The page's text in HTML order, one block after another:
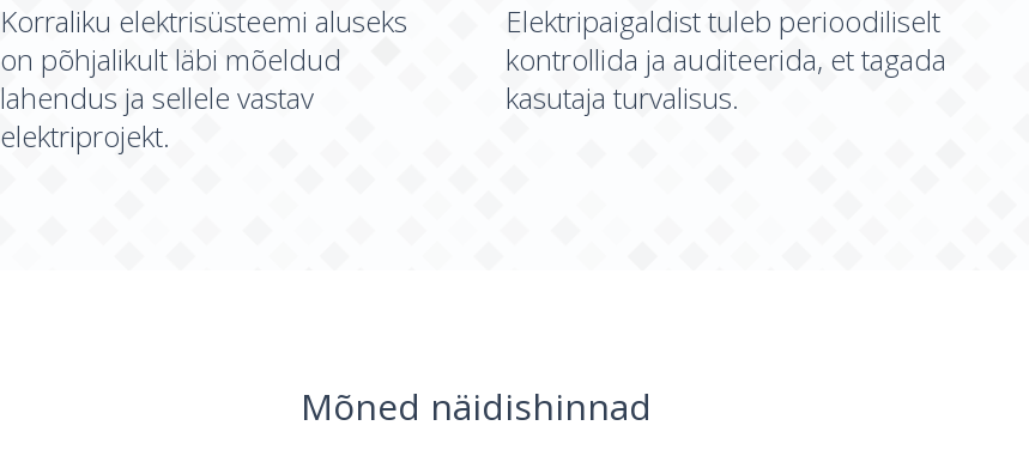
Korraliku elektrisüsteemi aluseks
on põhjalikult läbi mõeldud
lahendus ja sellele vastav
elektriprojekt.
Elektripaigaldist tuleb perioodiliselt
kontrollida ja auditeerida, et tagada
kasutaja turvalisus.
Mõned näidishinnad